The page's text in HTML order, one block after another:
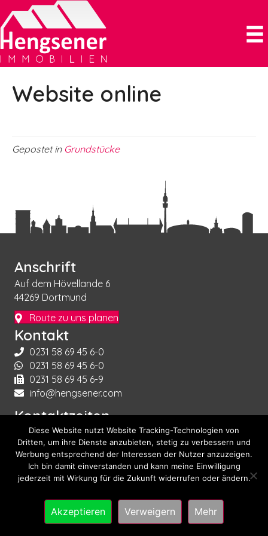
Website online
Gepostet in Grundstücke
Anschrift
Auf dem Hövellande 6
44269 Dortmund
Route zu uns planen
Kontakt
0231 58 69 45 6-0
0231 58 69 45 6-0
0231 58 69 45 6-9
info@hengsener.com
Kontaktzeiten
Montag bis Sonntag!
Rund um die Uhr!
© 2026 Hengsener Immobilien |Impressum
Datenschutzerklärung
Diese Website nutzt Website Tracking-Technologien von
Dritten, um ihre Dienste anzubieten, stetig zu verbessern und
Werbung entsprechend der Interessen der Nutzer anzuzeigen.
Ich bin damit einverstanden und kann meine Einwilligung
jederzeit mit Wirkung für die Zukunft widerrufen oder ändern.
Akzeptieren Verweigern Mehr